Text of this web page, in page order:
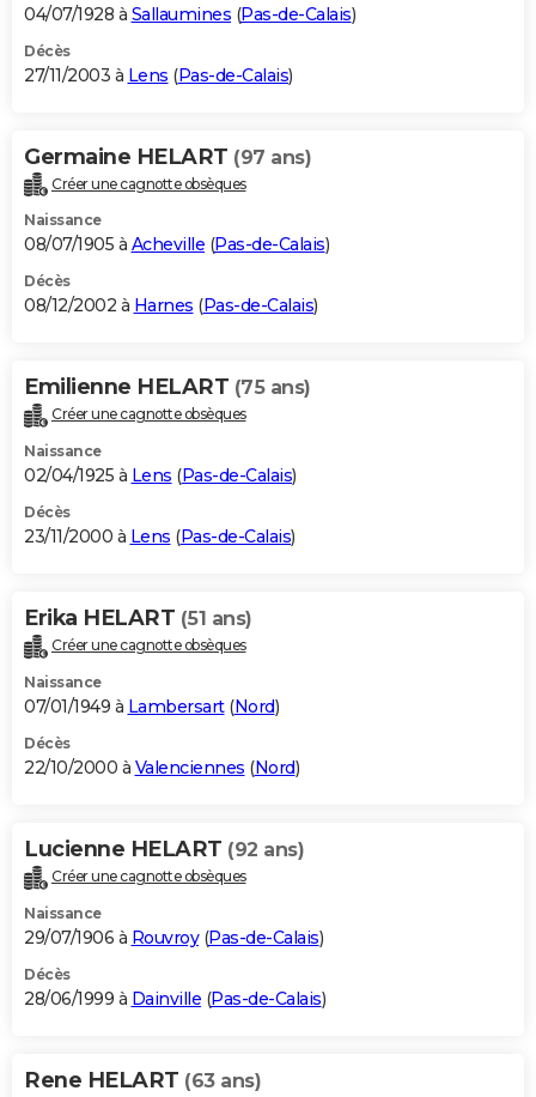
04/07/1928 à Sallaumines (Pas-de-Calais)
Décès
27/11/2003 à Lens (Pas-de-Calais)
Germaine HELART (97 ans)
Créer une cagnotte obsèques
Naissance
08/07/1905 à Acheville (Pas-de-Calais)
Décès
08/12/2002 à Harnes (Pas-de-Calais)
Emilienne HELART (75 ans)
Créer une cagnotte obsèques
Naissance
02/04/1925 à Lens (Pas-de-Calais)
Décès
23/11/2000 à Lens (Pas-de-Calais)
Erika HELART (51 ans)
Créer une cagnotte obsèques
Naissance
07/01/1949 à Lambersart(Nord)
Décès
22/10/2000 à Valenciennes (Nord)
Lucienne HELART (92 ans)
Créer une cagnotte obsèques
Naissance
29/07/1906 à Rouvroy(Pas-de-Calais)
Décès
28/06/1999 à Dainville (Pas-de-Calais)
Rene HELART (63 ans)